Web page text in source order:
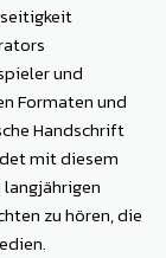
und
Formaten und
Handschrift
mit diesem
zu hören, die